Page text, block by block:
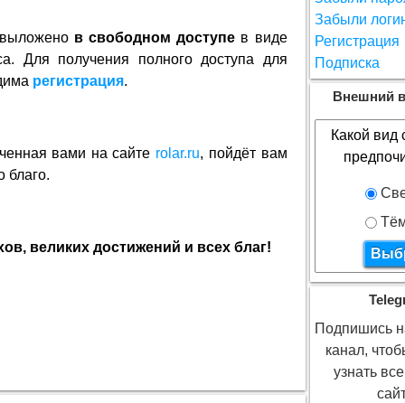
в свободном доступе в виде
Для получения полного доступа для
регистрация.
вами на сайте rolar.ru, пойдёт вам
благо.
великих достижений и всех благ!
Забыли
Регистрация
Подписка
Внешний
Какой вид
Подпишись
канал,
узнать